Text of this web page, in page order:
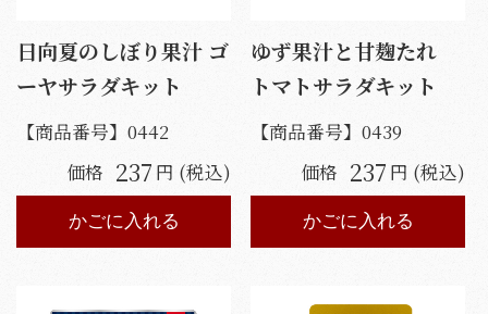
日向夏のしぼり果汁 ゴ
ーヤサラダキット
【商品番号】 0442
価格 237 円 (税込)
かごに入れる
ゆず果汁と甘麹たれ
トマトサラダキット
【商品番号】0439
価格 237 円 (税込)
かごに入れる